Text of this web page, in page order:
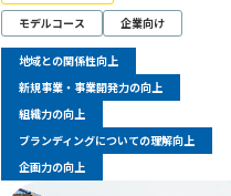
モデルコース
企業向け
地域との関係性向上
新規事業・事業開発力の向上
組織力の向上
ブランディングについての理解向上
企画力の向上